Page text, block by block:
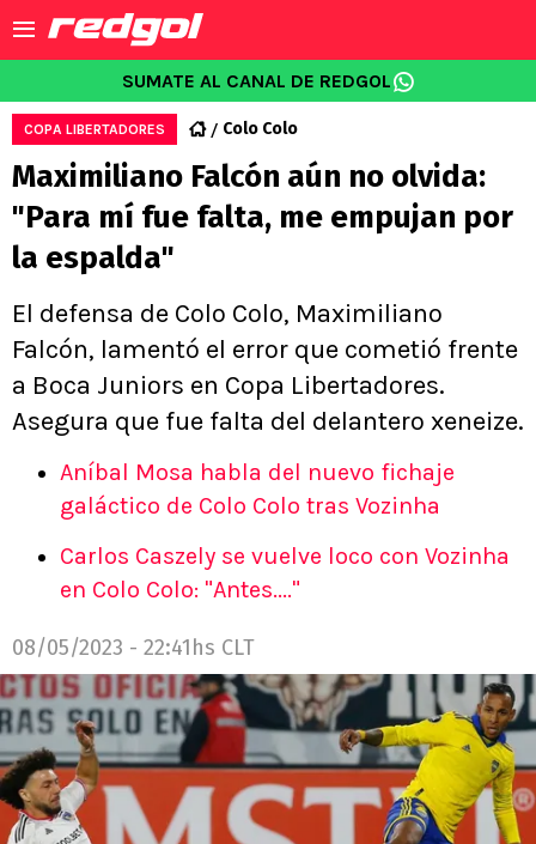
SUMATE AL CANAL DE REDGOL
COPA LIBERTADORES Colo Colo
Maximiliano Falcón aún no olvida:
"Para mí fue falta, me empujan por
la espalda"
El defensa de Colo Colo, Maximiliano
Falcón, lamentó el error que cometió frente
a Boca Juniors en Copa Libertadores.
Asegura que fue falta del delantero xeneize.
Aníbal Mosa habla del nuevo fichaje
galáctico de Colo Colo tras Vozinha
Carlos Caszely se vuelve loco con Vozinha
en Colo Colo: "Antes...."
08/05/2023 - 22:41hs CLT